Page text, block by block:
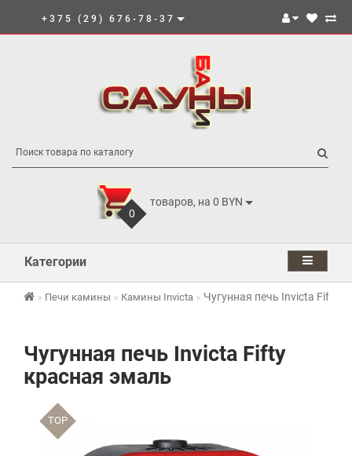
+375 (29) 676-78-37
0
товаров, на 0 BYN
Категории
Печи камины Камины Invicta Чугунная печь Invicta Fifty
Чугунная печь Invicta Fifty
красная эмаль
TOP